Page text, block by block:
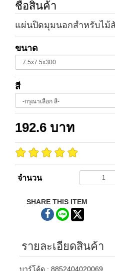
ชื่อสินค้า
แผ่นปิดมุมนอกสำหรับไม้สั
ขนาด
สี
192.6 บาท
จำนวน
SHARE THIS ITEM
รายละเอียดสินค้า
บาร์โค้ด : 8852404020069